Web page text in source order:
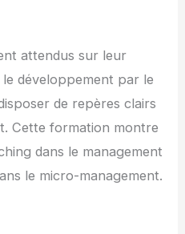
attendus sur leur
développement par le
de repères clairs
Cette formation montre
dans le management
le micro-management.